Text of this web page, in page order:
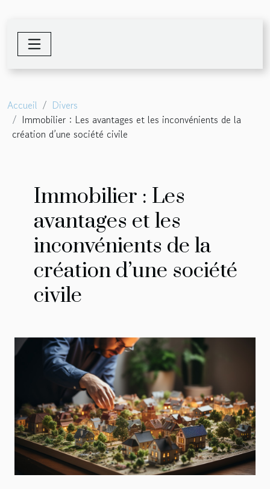
Accueil
Divers
Immobilier : Les avantages et les inconvénients de la
création d’une société civile
Immobilier : Les
avantages et les
inconvénients de la
création d’une société
civile